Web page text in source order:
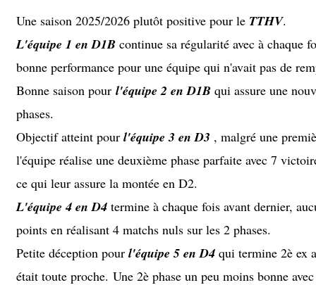
Une saison 2025/2026 plutôt positive pour le TTHV.
L'équipe 1 en D1B continue sa régularité avec à chaque
bonne performance pour une équipe qui n'avait pas de
Bonne saison pour l'équipe 2 en D1B qui assure une
phases.
Objectif atteint pour l'équipe 3 en D3 , malgré une
l'équipe réalise une deuxième phase parfaite avec 7
ce qui leur assure la montée en D2.
L'équipe 4 en D4 termine à chaque fois avant dernier,
points en réalisant 4 matchs nuls sur les 2 phases.
Petite déception pour l'équipe 5 en D4 qui termine 2è ex
était toute proche. Une 2è phase un peu moins bonne